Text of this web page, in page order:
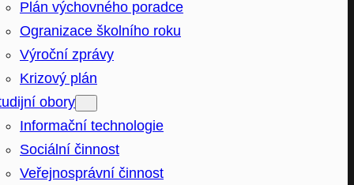
Plán výchovného poradce
Ogranizace školního roku
Výroční zprávy
Krizový plán
obory
Informační technologie
Sociální činnost
Veřejnosprávní činnost